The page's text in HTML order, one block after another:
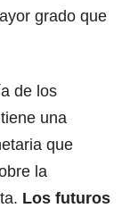
grado que
de los
una
que
la
Los futuros